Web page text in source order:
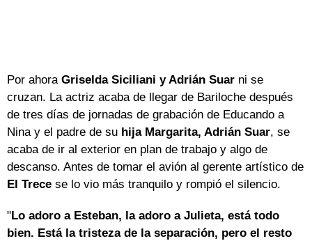
Por ahora Griselda Siciliani y Adrián Suar ni se
cruzan. La actriz acaba de llegar de Bariloche después
de tres días de jornadas de grabación de Educando a
Nina y el padre de su hija Margarita, Adrián Suar, se
acaba de ir al exterior en plan de trabajo y algo de
descanso. Antes de tomar el avión al gerente artístico de
El Trece se lo vio más tranquilo y rompió el silencio.
"Lo adoro a Esteban, la adoro a Julieta, está todo
bien. Está la tristeza de la separación, pero el resto